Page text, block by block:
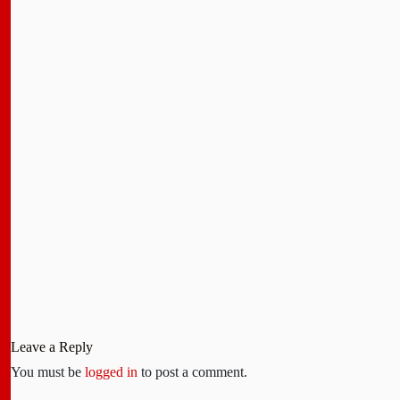
Leave a Reply
You must be logged in to post a comment.